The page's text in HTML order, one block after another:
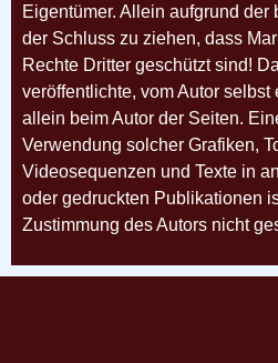
Eigentümer. Allein aufgrund
der Schluss zu ziehen, dass
Rechte Dritter geschützt sind!
veröffentlichte, vom Autor selbst
allein beim Autor der Seiten.
Verwendung solcher Grafiken,
Videosequenzen und Texte in
oder gedruckten Publikationen
Zustimmung des Autors nicht